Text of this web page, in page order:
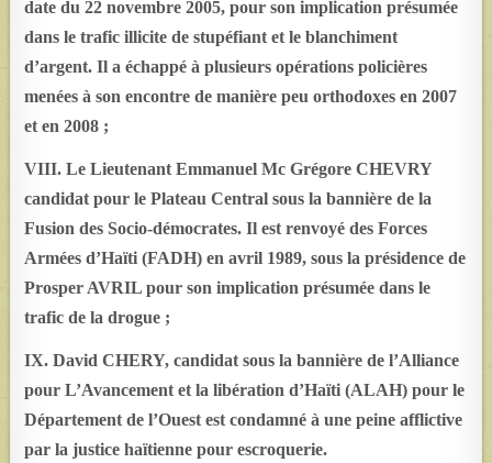
date du 22 novembre 2005, pour son implication présumée
dans le trafic illicite de stupéfiant et le blanchiment
d’argent. Il a échappé à plusieurs opérations policières
menées à son encontre de manière peu orthodoxes en 2007
et en 2008 ;
VIII. Le Lieutenant Emmanuel Mc Grégore CHEVRY
candidat pour le Plateau Central sous la bannière de la
Fusion des Socio-démocrates. Il est renvoyé des Forces
Armées d’Haïti (FADH) en avril 1989, sous la présidence de
Prosper AVRIL pour son implication présumée dans le
trafic de la drogue ;
IX. David CHERY, candidat sous la bannière de l’Alliance
pour L’Avancement et la libération d’Haïti (ALAH) pour le
Département de l’Ouest est condamné à une peine afflictive
par la justice haïtienne pour escroquerie.